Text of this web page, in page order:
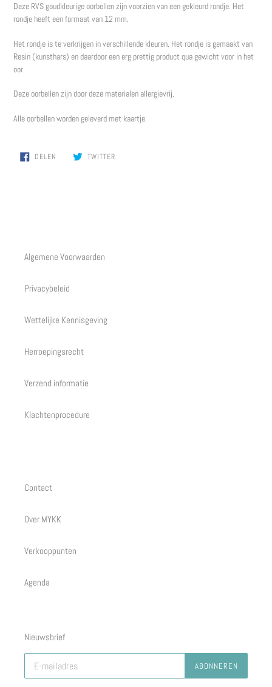
Deze RVS goudkleurige oorbellen zijn voorzien van een gekleurd rondje. Het
rondje heeft een formaat van 12 mm.
Het rondje is te verkrijgen in verschillende kleuren. Het rondje is gemaakt van
Resin (kunsthars) en daardoor een erg prettig product qua gewicht voor in het
oor.
Deze oorbellen zijn door deze materialen allergievrij.
Alle oorbellen worden geleverd met kaartje.
DELEN DELEN TWITTERTWITTEREN
OP
Algemene Voorwaarden
Privacybeleid
Wettelijke Kennisgeving
Herroepingsrecht
Verzend informatie
Klachtenprocedure
Contact
Over MYKK
Verkooppunten
Agenda
Nieuwsbrief
ABONNEREN